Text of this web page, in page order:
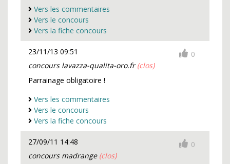
Vers les commentaires
Vers le concours
Vers la fiche concours
23/11/13 09:51
0
concours lavazza-qualita-oro.fr(clos)
Parrainage obligatoire !
Vers les commentaires
Vers le concours
Vers la fiche concours
27/09/11 14:48
0
concours madrange (clos)